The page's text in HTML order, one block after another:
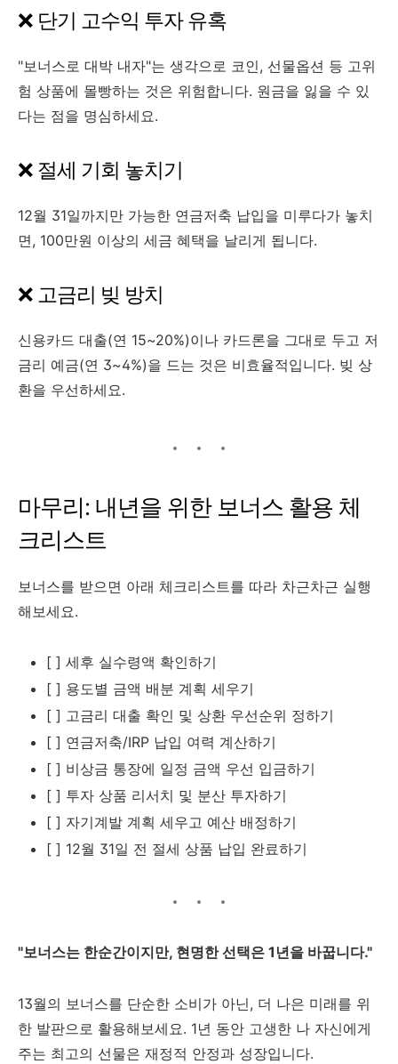
❌ 단기 고수익 투자 유혹
"보너스로 대박 내자"는 생각으로 코인, 선물옵션 등 고위
험 상품에 몰빵하는 것은 위험합니다. 원금을 잃을 수 있
다는 점을 명심하세요.
❌ 절세 기회 놓치기
12월 31일까지만 가능한 연금저축 납입을 미루다가 놓치
면, 100만원 이상의 세금 혜택을 날리게 됩니다.
❌ 고금리 빚 방치
신용카드 대출(연 15~20%)이나 카드론을 그대로 두고 저
금리 예금(연 3~4%)을 드는 것은 비효율적입니다. 빚 상
환을 우선하세요.
마무리: 내년을 위한 보너스 활용 체
크리스트
보너스를 받으면 아래 체크리스트를 따라 차근차근 실행
해보세요.
[ ] 세후 실수령액 확인하기
[ ] 용도별 금액 배분 계획 세우기
[ ] 고금리 대출 확인 및 상환 우선순위 정하기
[ ] 연금저축/IRP 납입 여력 계산하기
[ ] 비상금 통장에 일정 금액 우선 입금하기
[ ] 투자 상품 리서치 및 분산 투자하기
[ ] 자기계발 계획 세우고 예산 배정하기
[ ] 12월 31일 전 절세 상품 납입 완료하기
"보너스는 한순간이지만, 현명한 선택은 1년을 바꿉니다."
13월의 보너스를 단순한 소비가 아닌, 더 나은 미래를 위
한 발판으로 활용해보세요. 1년 동안 고생한 나 자신에게
주는 최고의 선물은 재정적 안정과 성장입니다.